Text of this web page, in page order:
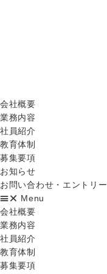
会社概要
業務内容
社員紹介
教育体制
募集要項
お知らせ
お問い合わせ・エントリー
Menu
会社概要
業務内容
社員紹介
教育体制
募集要項